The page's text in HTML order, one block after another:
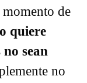
de
quiere
sean
no